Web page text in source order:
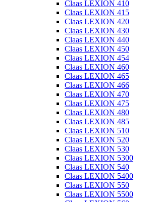
Claas LEXION 410
Claas LEXION 415
Claas LEXION 420
Claas LEXION 430
Claas LEXION 440
Claas LEXION 450
Claas LEXION 454
Claas LEXION 460
Claas LEXION 465
Claas LEXION 466
Claas LEXION 470
Claas LEXION 475
Claas LEXION 480
Claas LEXION 485
Claas LEXION 510
Claas LEXION 520
Claas LEXION 530
Claas LEXION 5300
Claas LEXION 540
Claas LEXION 5400
Claas LEXION 550
Claas LEXION 5500